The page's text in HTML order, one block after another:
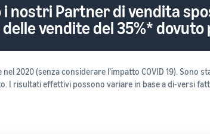
i nostri Partner di vendita
vendite del 35%*
nel 2020 (senza considerare l’impatto COVID 19).
I risultati effettivi possono variare in base a di-versi